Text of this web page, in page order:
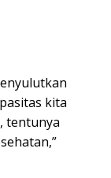
kita
tentunya